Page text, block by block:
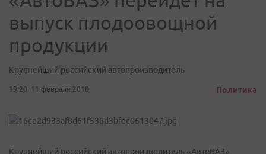
выпуск плодоовощной
продукции
Крупнейший российский автопроизводитель
19:20, 11 февраля 2010 Политика
Крупнейший российский автопроизводитель «АвтоВАЗ»